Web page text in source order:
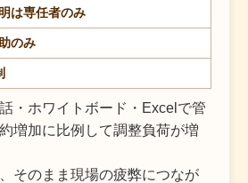
は専任者のみ
のみ
・ホワイトボード・Excelで管
増加に比例して調整負荷が増
そのまま現場の疲弊につなが